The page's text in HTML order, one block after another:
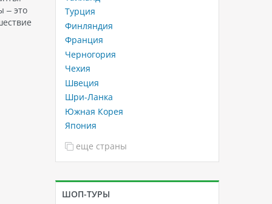
– это
Турция
Финляндия
Франция
Черногория
Чехия
Швеция
Шри-Ланка
Южная Корея
Япония
еще страны
ШОП-ТУРЫ